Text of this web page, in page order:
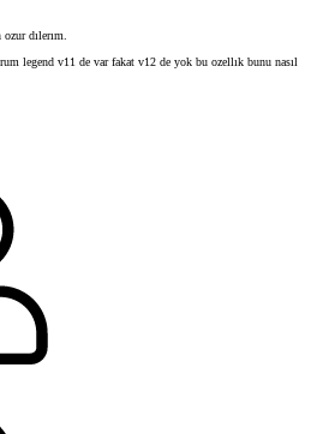
dılerım.
legend v11 de var fakat v12 de yok bu ozellık bunu nasıl